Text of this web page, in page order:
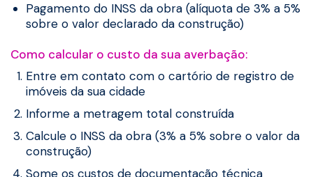
Pagamento do INSS da obra (alíquota de 3% a 5%
sobre o valor declarado da construção)
Como calcular o custo da sua averbação:
Entre em contato com o cartório de registro de
imóveis da sua cidade
Informe a metragem total construída
Calcule o INSS da obra (3% a 5% sobre o valor da
construção)
Some os custos de documentação técnica